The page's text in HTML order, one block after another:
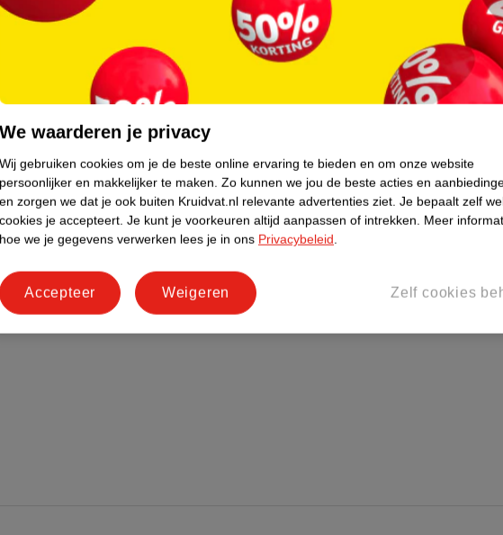
Groen (+) = lage impact op het milieu.
25%
Gratis ophalen in de
Op werkdagen voor
Gratis thuisbezorgd
Gratis retourneren
Gratis punten met je
We waarderen je privacy
Wij gebruiken cookies om je de beste online ervaring te bieden en om onze website
persoonlijker en makkelijker te maken. Zo kunnen we jou de beste acties en
en zorgen we dat je ook buiten Kruidvat.nl relevante advertenties ziet. Je bepaalt zelf
cookies je accepteert. Je kunt je voorkeuren altijd aanpassen of intrekken. Meer
hoe we je gegevens verwerken lees je in ons Privacybeleid.
Zelf cookies
Weigeren
Accepteer